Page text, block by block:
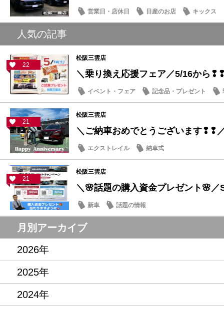
営業日・店休日 日産のお店 キックス
人気の記事
22
松阪三雲店
＼乗り換え応援フェア／5/16から
イベント・フェア 記念品・プレゼント
21
松阪三雲店
＼ご納車おめでとうございます❢❢
エクストレイル 納車式
21
松阪三雲店
＼🌸話題の購入資金プレゼント🌸／
新車 話題の情報
月別アーカイブ
2026年
2025年
2024年